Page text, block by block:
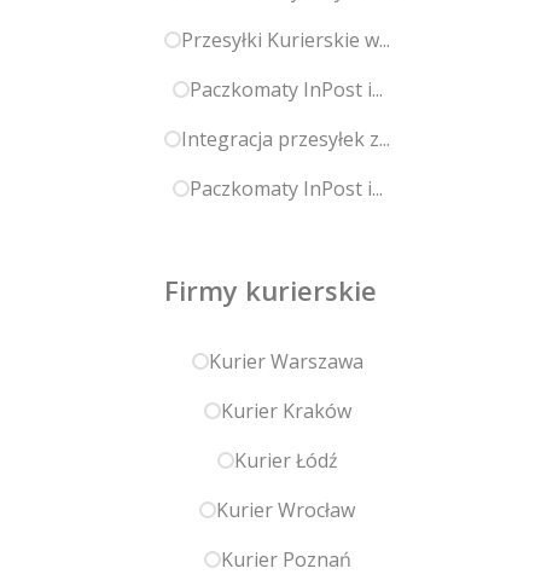
Przesyłki Kurierskie w...
Paczkomaty InPost i...
Integracja przesyłek z...
Paczkomaty InPost i...
Firmy kurierskie
Kurier Warszawa
Kurier Kraków
Kurier Łódź
Kurier Wrocław
Kurier Poznań